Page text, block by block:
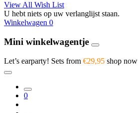
View All Wish List
U hebt niets op uw verlanglijst staan.
Winkelwagen 0
Mini winkelwagentje
Let’s earparty! Sets from €29,95 shop now
0